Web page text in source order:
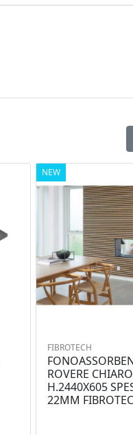
NEW
FIBROTECH
ROVERE CHIARO
H.2440X605
22MM